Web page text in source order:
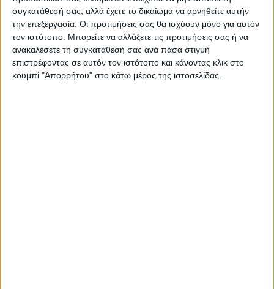
συγκατάθεσή σας, αλλά έχετε το δικαίωμα να αρνηθείτε αυτήν
την επεξεργασία. Οι προτιμήσεις σας θα ισχύουν μόνο για αυτόν
τον ιστότοπο. Μπορείτε να αλλάξετε τις προτιμήσεις σας ή να
ανακαλέσετε τη συγκατάθεσή σας ανά πάσα στιγμή
επιστρέφοντας σε αυτόν τον ιστότοπο και κάνοντας κλικ στο
κουμπί "Απορρήτου" στο κάτω μέρος της ιστοσελίδας.
Τελευταίες Ειδήσεις Σήμερα